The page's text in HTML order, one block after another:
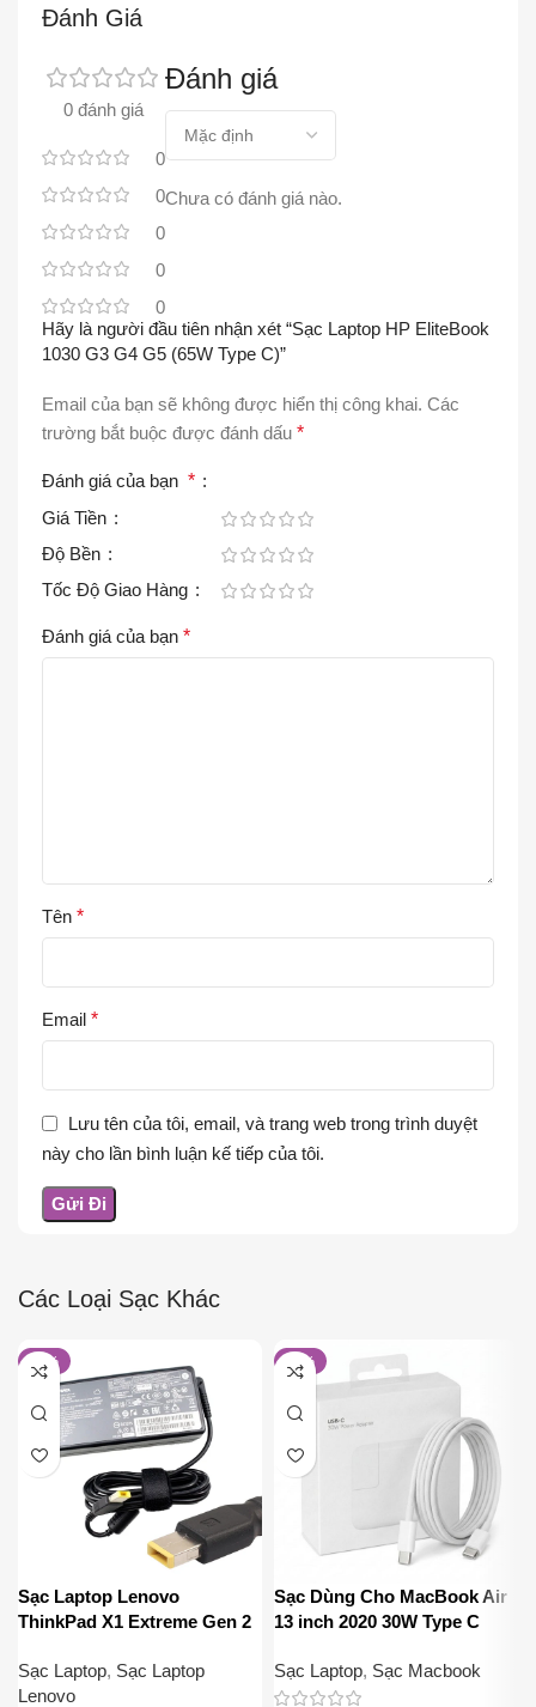
Đánh Giá
0 đánh giá
0
0
0
0
0
Đánh giá
Chưa có đánh giá nào.
Hãy là người đầu tiên nhận xét “Sạc Laptop HP EliteBook
1030 G3 G4 G5 (65W Type C)”
Email của bạn sẽ không được hiển thị công khai. Các
trường bắt buộc được đánh dấu *
Đánh giá của bạn *
Giá Tiền
Độ Bền
Tốc Độ Giao Hàng
Đánh giá của bạn *
Tên *
Email *
Lưu tên của tôi, email, và trang web trong trình duyệt
này cho lần bình luận kế tiếp của tôi.
Các Loại Sạc Khác
-19%
Sạc Laptop Lenovo
ThinkPad X1 Extreme Gen 2
Sạc Laptop, Sạc Laptop
Lenovo
-32%
Sạc Dùng Cho MacBook Air
13 inch 2020 30W Type C
Sạc Laptop, Sạc Macbook